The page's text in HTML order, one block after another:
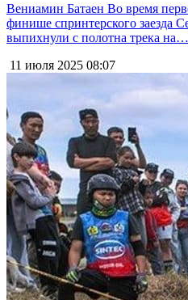
Вениамин Батаен Во время
финише спринтерского заезда
выпихнули с полотна трека на…
11 июля 2025 08:07